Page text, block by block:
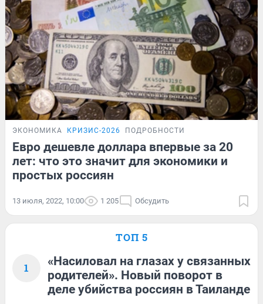
ЭКОНОМИКА КРИЗИС-2026 ПОДРОБНОСТИ
Евро дешевле доллара впервые за 20
лет: что это значит для экономики и
простых россиян
13 июля, 2022, 10:00 1 205 Обсудить
ТОП 5
1
«Насиловал на глазах у связанных
родителей». Новый поворот в
деле убийства россиян в Таиланде